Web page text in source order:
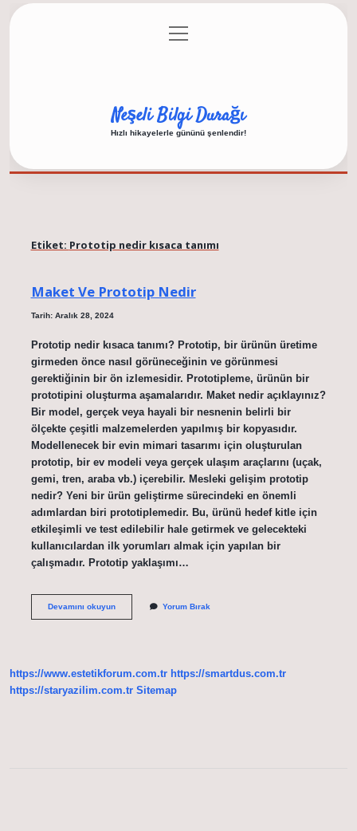
Gizlilik Politikası
menüyü
aç
Neşeli Bilgi Durağı
Hızlı hikayelerle gününü şenlendir!
Etiket: Prototip nedir kısaca tanımı
Maket Ve Prototip Nedir
Tarih: Aralık 28, 2024
Prototip nedir kısaca tanımı? Prototip, bir ürünün üretime
girmeden önce nasıl görüneceğinin ve görünmesi
gerektiğinin bir ön izlemesidir. Prototipleme, ürünün bir
prototipini oluşturma aşamalarıdır. Maket nedir açıklayınız?
Bir model, gerçek veya hayali bir nesnenin belirli bir
ölçekte çeşitli malzemelerden yapılmış bir kopyasıdır.
Modellenecek bir evin mimari tasarımı için oluşturulan
prototip, bir ev modeli veya gerçek ulaşım araçlarını (uçak,
gemi, tren, araba vb.) içerebilir. Mesleki gelişim prototip
nedir? Yeni bir ürün geliştirme sürecindeki en önemli
adımlardan biri prototiplemedir. Bu, ürünü hedef kitle için
etkileşimli ve test edilebilir hale getirmek ve gelecekteki
kullanıcılardan ilk yorumları almak için yapılan bir
çalışmadır. Prototip yaklaşımı…
Devamını okuyunMaket
Yorum Bırak
https://www.estetikforum.com.tr https://smartdus.com.tr
https://staryazilim.com.tr Sitemap